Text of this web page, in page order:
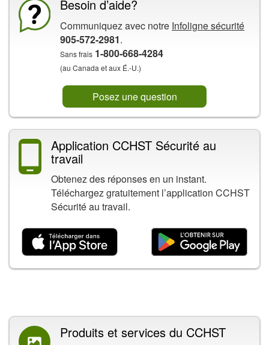
Besoin d’aide?
Communiquez avec notre Infoligne sécurité
905-572-2981.
Sans frais 1-800-668-4284
(au Canada et aux É.-U.)
Posez une question
Application CCHST Sécurité au
travail
Obtenez des réponses en un instant.
Téléchargez gratuitement l’application CCHST
Sécurité au travail.
Produits et services du CCHST